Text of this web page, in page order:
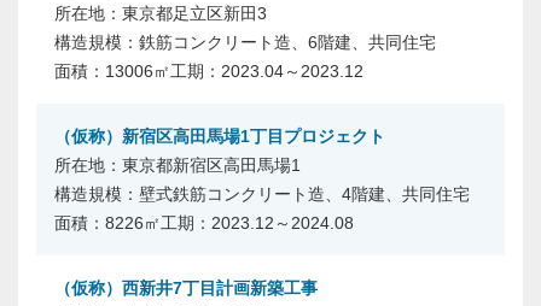
東京都足立区新田3
鉄筋コンクリート造、6階建、共同住宅
13006㎡
2023.04～2023.12
（仮称）新宿区高田馬場1丁目プロジェクト
東京都新宿区高田馬場1
壁式鉄筋コンクリート造、4階建、共同住宅
8226㎡
2023.12～2024.08
（仮称）西新井7丁目計画新築工事